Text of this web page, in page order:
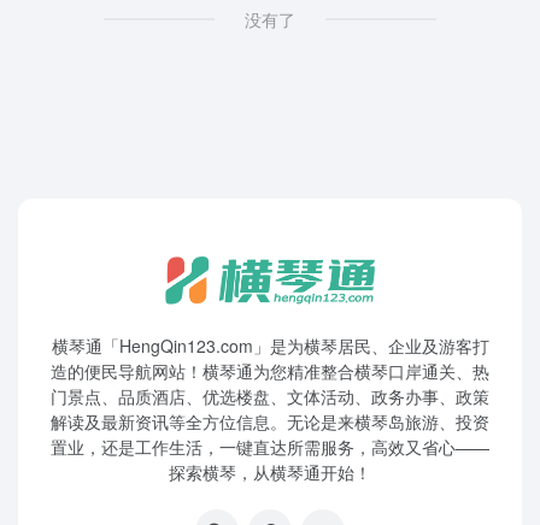
没有了
横琴通「HengQin123.com」是为横琴居民、企业及游客打
造的便民导航网站！横琴通为您精准整合横琴口岸通关、热
门景点、品质酒店、优选楼盘、文体活动、政务办事、政策
解读及最新资讯等全方位信息。无论是来横琴岛旅游、投资
置业，还是工作生活，一键直达所需服务，高效又省心——
探索横琴，从横琴通开始！